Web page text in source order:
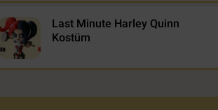
Last Minute Harley Quinn
Kostüm